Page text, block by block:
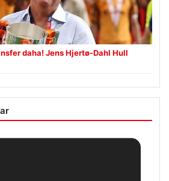
daha! Jens Hjertø-Dahl Hull